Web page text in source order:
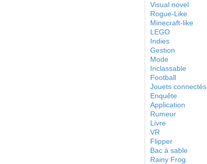
Visual novel
Rogue-Like
Minecraft-like
LEGO
Indies
Gestion
Mode
Inclassable
Football
Jouets connectés
Enquête
Application
Rumeur
Livre
VR
Flipper
Bac à sable
Rainy Frog